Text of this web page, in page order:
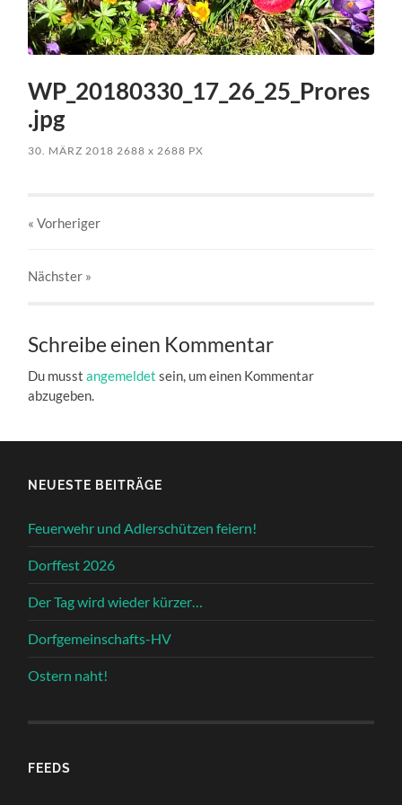
WP_20180330_17_26_25_Prores
.jpg
30. MÄRZ 2018 2688x 2688 PX
« Vorheriger
Nächster »
Schreibe einen Kommentar
Du musstangemeldet sein, um einen Kommentar
abzugeben.
NEUESTE BEITRÄGE
Feuerwehr und Adlerschützen feiern!
Dorffest 2026
Der Tag wird wieder kürzer…
Dorfgemeinschafts-HV
Ostern naht!
FEEDS